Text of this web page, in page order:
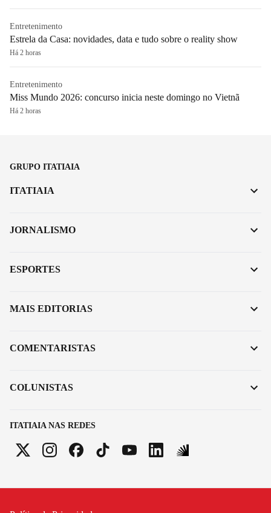
Entretenimento
Estrela da Casa: novidades, data e tudo sobre o reality show
Há 2 horas
Entretenimento
Miss Mundo 2026: concurso inicia neste domingo no Vietnã
Há 2 horas
GRUPO ITATIAIA
ITATIAIA NAS REDES
ITATIAIA
JORNALISMO
ESPORTES
MAIS EDITORIAS
COMENTARISTAS
COLUNISTAS